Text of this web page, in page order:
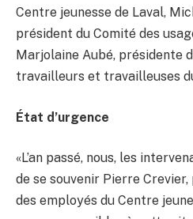
Centre jeunesse de Laval,
président du Comité des
Marjolaine Aubé, présidente
travailleurs et travailleuses
État d’urgence
«L’an passé, nous, les
de se souvenir Pierre
des employés du Centre